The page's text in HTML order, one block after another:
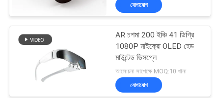
3D স্মার্ট ভিডিও চশমা
37
যোগাযোগ
AR চশমা 200 ইঞ্চি 41 ডিগ্রি
1080P মাইক্রো OLED হেড
মাউন্টেড ডিসপ্লে
আলোচনা সাপেক্ষে MOQ:10 খানা
যোগাযোগ